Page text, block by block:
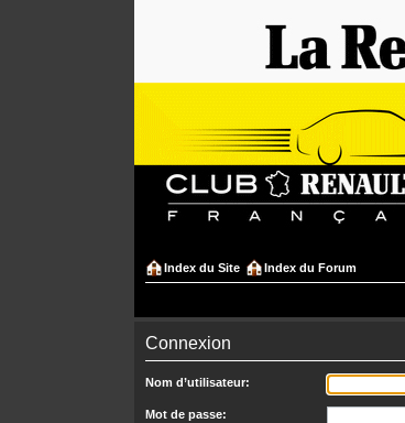
Index du Site Index du Forum
Connexion
Nom d’utilisateur:
Mot de passe: